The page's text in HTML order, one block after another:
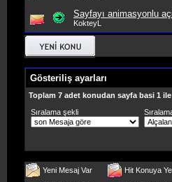
Sayfayı animasyonlu
KokteyL
Gösteriliş ayarları
Toplam 7 adet konudan sayfa basi 1
Sıralama şekli
Yeni Mesaj Var
Hit Konuya